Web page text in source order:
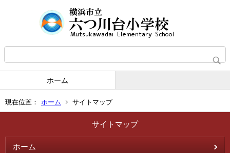
ホーム
現在位置： ホーム サイトマップ
サイトマップ
ホーム